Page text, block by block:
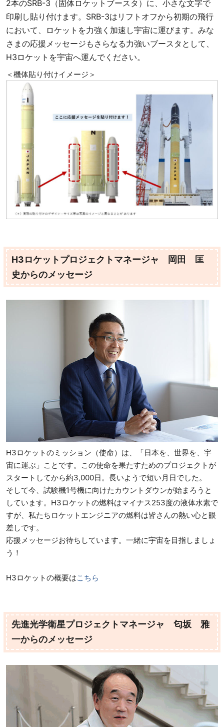
2本のSRB-3（固体ロケットブースタ）に、小さな文字で
印刷し貼り付けます。SRB-3はリフトオフから初期の飛行
において、ロケットを力強く加速し宇宙に運びます。みな
さまの応援メッセージもさらなる力強いブースタとして、
H3ロケットを宇宙へ運んでください。
＜機体貼り付けイメージ＞
H3ロケットプロジェクトマネージャ 岡田 匡
史からのメッセージ
H3ロケットのミッション（使命）は、「日本を、世界を、宇
宙に運ぶ」ことです。この使命を果たすためのプロジェクトが
スタートしてから約3,000日。長いようで短い月日でした。
そして今、試験機1号機に向けたカウントダウンが始まろうと
しています。H3ロケットの燃料はマイナス253度の液体水素で
すが、私たちロケットエンジニアの燃料は皆さんの熱い心と眼
差しです。
応援メッセージお待ちしています。一緒に宇宙を目指しましょ
う！
H3ロケットの概要はこちら
先進光学衛星プロジェクトマネージャ 匂坂 雅
一からのメッセージ